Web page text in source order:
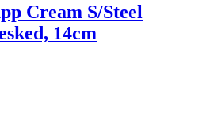
Cream S/Steel
14cm